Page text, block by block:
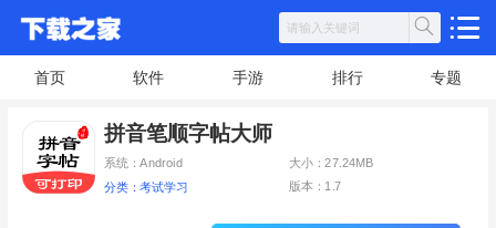
首页 软件 手游 排行 专题
拼音笔顺字帖大师
系统：Android 大小：27.24MB
分类：考试学习 版本：1.7